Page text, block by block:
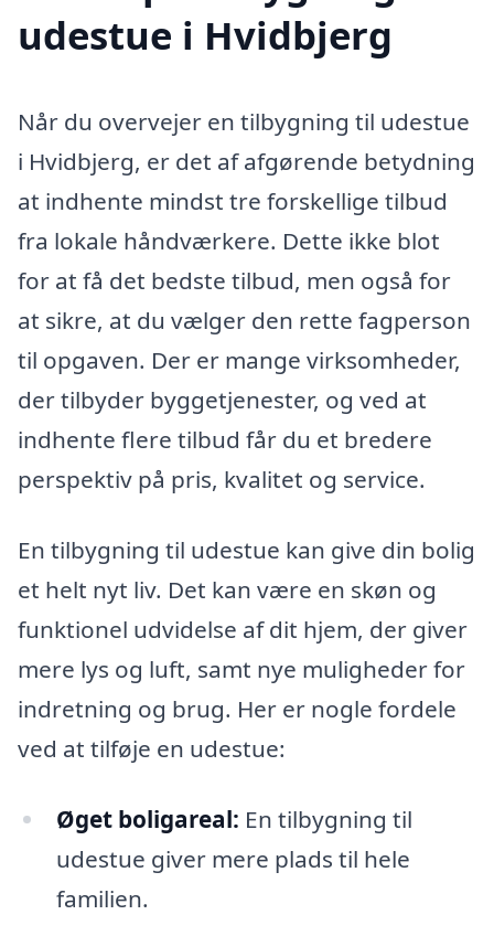
udestue i Hvidbjerg
Når du overvejer en tilbygning til udestue
i Hvidbjerg, er det af afgørende betydning
at indhente mindst tre forskellige tilbud
fra lokale håndværkere. Dette ikke blot
for at få det bedste tilbud, men også for
at sikre, at du vælger den rette fagperson
til opgaven. Der er mange virksomheder,
der tilbyder byggetjenester, og ved at
indhente flere tilbud får du et bredere
perspektiv på pris, kvalitet og service.
En tilbygning til udestue kan give din bolig
et helt nyt liv. Det kan være en skøn og
funktionel udvidelse af dit hjem, der giver
mere lys og luft, samt nye muligheder for
indretning og brug. Her er nogle fordele
ved at tilføje en udestue:
Øget boligareal: En tilbygning til
udestue giver mere plads til hele
familien.